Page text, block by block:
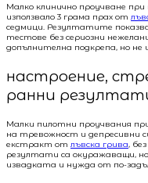
Малко клинично проучване
използвало 3 грама прах от
седмици. Резултатите
тестове без сериозни
допълнителна подкрепа, но не
настроение,
ранни
Малки пилотни проучвания
на тревожност и депресивни
екстракт отлъвска грива,
резултати са окуражаващи,
извадката и нужда от по-